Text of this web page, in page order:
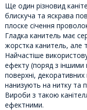
Ще один різновид
блискуча та яскрава
плоске січення
Гладка канитель має
жорстка канитель, але
Найчастіше
ефекту (поряд з іншими
поверхні, декоративних
нанизують на нитку та
Вироби з такою
ефектними.